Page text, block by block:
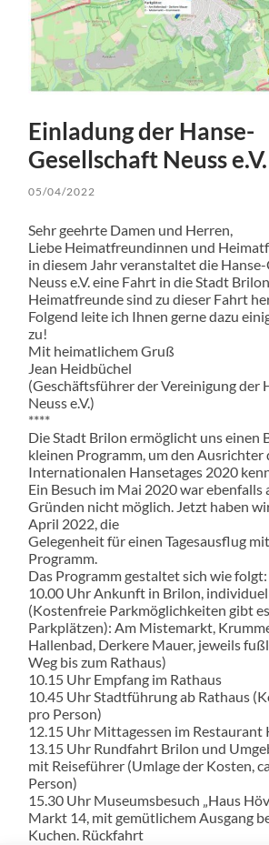
Einladung der Hanse-
Gesellschaft Neuss e.V.
05/04/2022
Sehr geehrte Damen und Herren,
Liebe Heimatfreundinnen und
in diesem Jahr veranstaltet die
Neuss e.V. eine Fahrt in die Stadt
Heimatfreunde sind zu dieser Fahrt
Folgend leite ich Ihnen gerne dazu
zu!
Mit heimatlichem Gruß
Jean Heidbüchel
(Geschäftsführer der Vereinigung der
Neuss e.V.)
****
Die Stadt Brilon ermöglicht uns einen
kleinen Programm, um den Ausrichter
Internationalen Hansetages 2020
Ein Besuch im Mai 2020 war ebenfalls
Gründen nicht möglich. Jetzt haben
April 2022, die
Gelegenheit für einen Tagesausflug
Programm.
Das Programm gestaltet sich wie folgt:
10.00 Uhr Ankunft in Brilon,
(Kostenfreie Parkmöglichkeiten gibt
Parkplätzen): Am Mistemarkt,
Hallenbad, Derkere Mauer, jeweils
Weg bis zum Rathaus)
10.15 Uhr Empfang im Rathaus
10.45 Uhr Stadtführung ab Rathaus
pro Person)
12.15 Uhr Mittagessen im Restaurant
13.15 Uhr Rundfahrt Brilon und
mit Reiseführer (Umlage der Kosten,
Person)
15.30 Uhr Museumsbesuch „Haus
Markt 14, mit gemütlichem Ausgang
Kuchen. Rückfahrt